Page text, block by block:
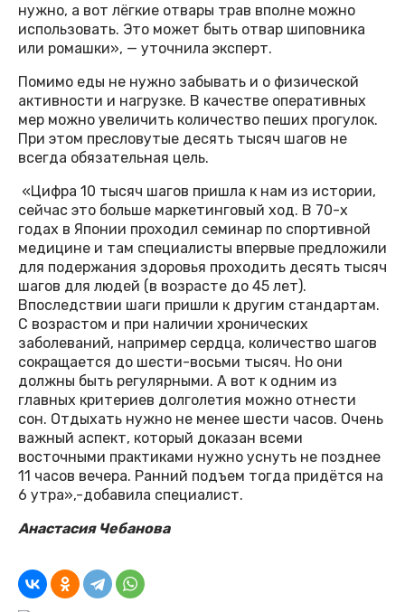
нужно, а вот лёгкие отвары трав вполне можно
использовать. Это может быть отвар шиповника
или ромашки», — уточнила эксперт.
Помимо еды не нужно забывать и о физической
активности и нагрузке. В качестве оперативных
мер можно увеличить количество пеших прогулок.
При этом пресловутые десять тысяч шагов не
всегда обязательная цель.
«Цифра 10 тысяч шагов пришла к нам из истории,
сейчас это больше маркетинговый ход. В 70-х
годах в Японии проходил семинар по спортивной
медицине и там специалисты впервые предложили
для подержания здоровья проходить десять тысяч
шагов для людей (в возрасте до 45 лет).
Впоследствии шаги пришли к другим стандартам.
С возрастом и при наличии хронических
заболеваний, например сердца, количество шагов
сокращается до шести-восьми тысяч. Но они
должны быть регулярными. А вот к одним из
главных критериев долголетия можно отнести
сон. Отдыхать нужно не менее шести часов. Очень
важный аспект, который доказан всеми
восточными практиками нужно уснуть не позднее
11 часов вечера. Ранний подъем тогда придётся на
6 утра»,-добавила специалист.
Анастасия Чебанова